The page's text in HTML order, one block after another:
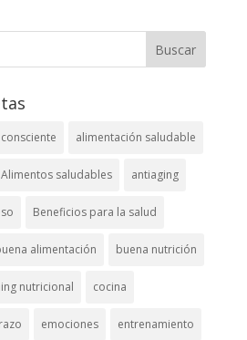
alimentación saludable
Alimentos saludables antiaging
Beneficios para la salud
alimentación buena nutrición
nutricional cocina
emociones entrenamiento